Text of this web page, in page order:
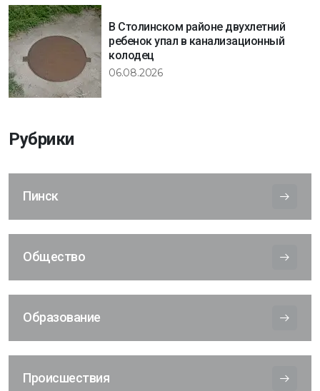
В Столинском районе двухлетний
ребенок упал в канализационный
колодец
06.08.2026
Рубрики
Пинск
Общество
Образование
Происшествия